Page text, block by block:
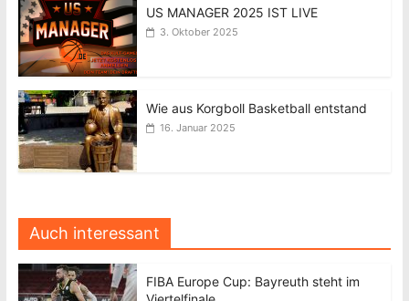
US MANAGER 2025 IST LIVE
3. Oktober 2025
Wie aus Korgboll Basketball entstand
16. Januar 2025
Auch interessant
FIBA Europe Cup: Bayreuth steht im